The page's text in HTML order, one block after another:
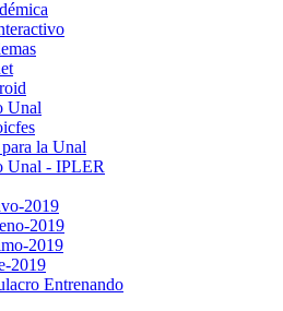
Unal
la Unal
Unal - IPLER
2019
2019
2019
2019
Entrenando